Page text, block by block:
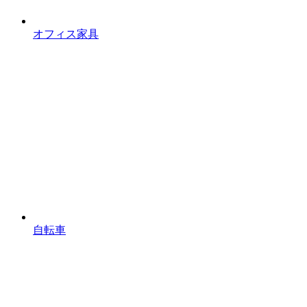
オフィス家具
自転車